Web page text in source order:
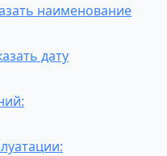
наименование
дату